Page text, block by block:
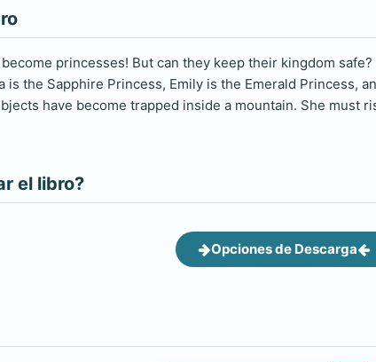
princesses! But can they keep their kingdom
is the Sapphire Princess, Emily is the Emerald Princess,
have become trapped inside a mountain. She
el libro?
Opciones de Descarga